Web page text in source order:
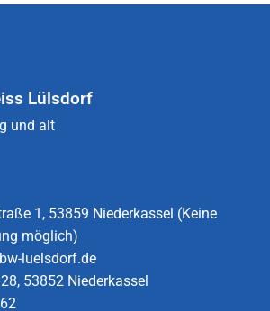
Lülsdorf
und alt
1, 53859 Niederkassel (Keine
möglich)
luelsdorf.de
53852 Niederkassel